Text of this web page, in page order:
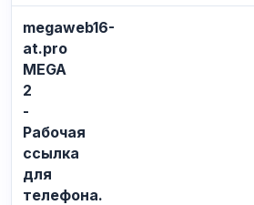
—
это
альтернативные
домены,
которые
megaweb16-
at.pro
MEGA
2
-
Рабочая
ссылка
для
телефона.